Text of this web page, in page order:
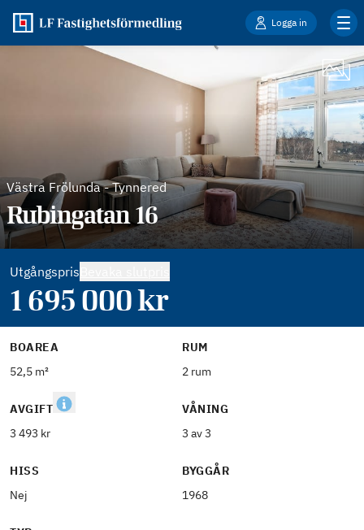
Logga in
Västra Frölunda-Tynnered
Rubingatan 16
Utgångspris
1 695 000kr
BOAREA
52,5 m²
RUM
2 rum
AVGIFT
3 493 kr
VÅNING
3 av 3
HISS
Nej
BYGGÅR
1968